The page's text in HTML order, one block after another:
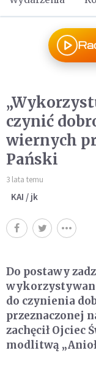
czynić
wiernych
Pański
3 lata temu
KAI / jk
Do postawy
do czynienia
przeznaczonej
zachęcił Ojciec
modlitwą